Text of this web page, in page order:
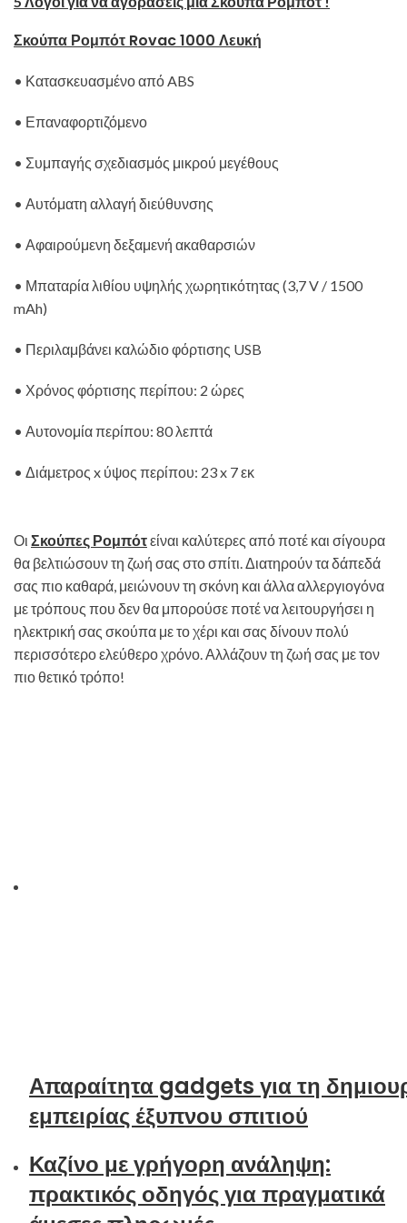
Σκούπα Ρομπότ Rovac 1000 Λευκή
• Κατασκευασμένο από ABS
• Επαναφορτιζόμενο
• Συμπαγής σχεδιασμός μικρού μεγέθους
• Αυτόματη αλλαγή διεύθυνσης
• Αφαιρούμενη δεξαμενή ακαθαρσιών
• Μπαταρία λιθίου υψηλής χωρητικότητας (3,7 V / 1500
mAh)
• Περιλαμβάνει καλώδιο φόρτισης USB
• Χρόνος φόρτισης περίπου: 2 ώρες
• Αυτονομία περίπου: 80 λεπτά
• Διάμετρος x ύψος περίπου: 23 x 7 εκ
Οι Σκούπες Ρομπότείναι καλύτερες από ποτέ και σίγουρα
θα βελτιώσουν τη ζωή σας στο σπίτι. Διατηρούν τα δάπεδά
σας πιο καθαρά, μειώνουν τη σκόνη και άλλα αλλεργιογόνα
με τρόπους που δεν θα μπορούσε ποτέ να λειτουργήσει η
ηλεκτρική σας σκούπα με το χέρι και σας δίνουν πολύ
περισσότερο ελεύθερο χρόνο. Αλλάζουν τη ζωή σας με τον
πιο θετικό τρόπο!
Απαραίτητα gadgets για τη
εμπειρίας έξυπνου σπιτιού
Καζίνο με γρήγορη ανάληψη:
πρακτικός οδηγός για πραγματικά